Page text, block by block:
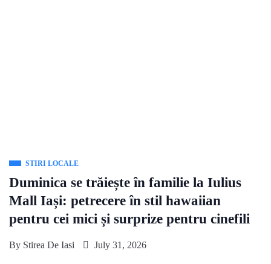
STIRI LOCALE
Duminica se trăiește în familie la Iulius
Mall Iași: petrecere în stil hawaiian
pentru cei mici și surprize pentru cinefili
By Stirea De Iasi July 31, 2026